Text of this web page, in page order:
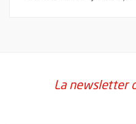
La newsletter